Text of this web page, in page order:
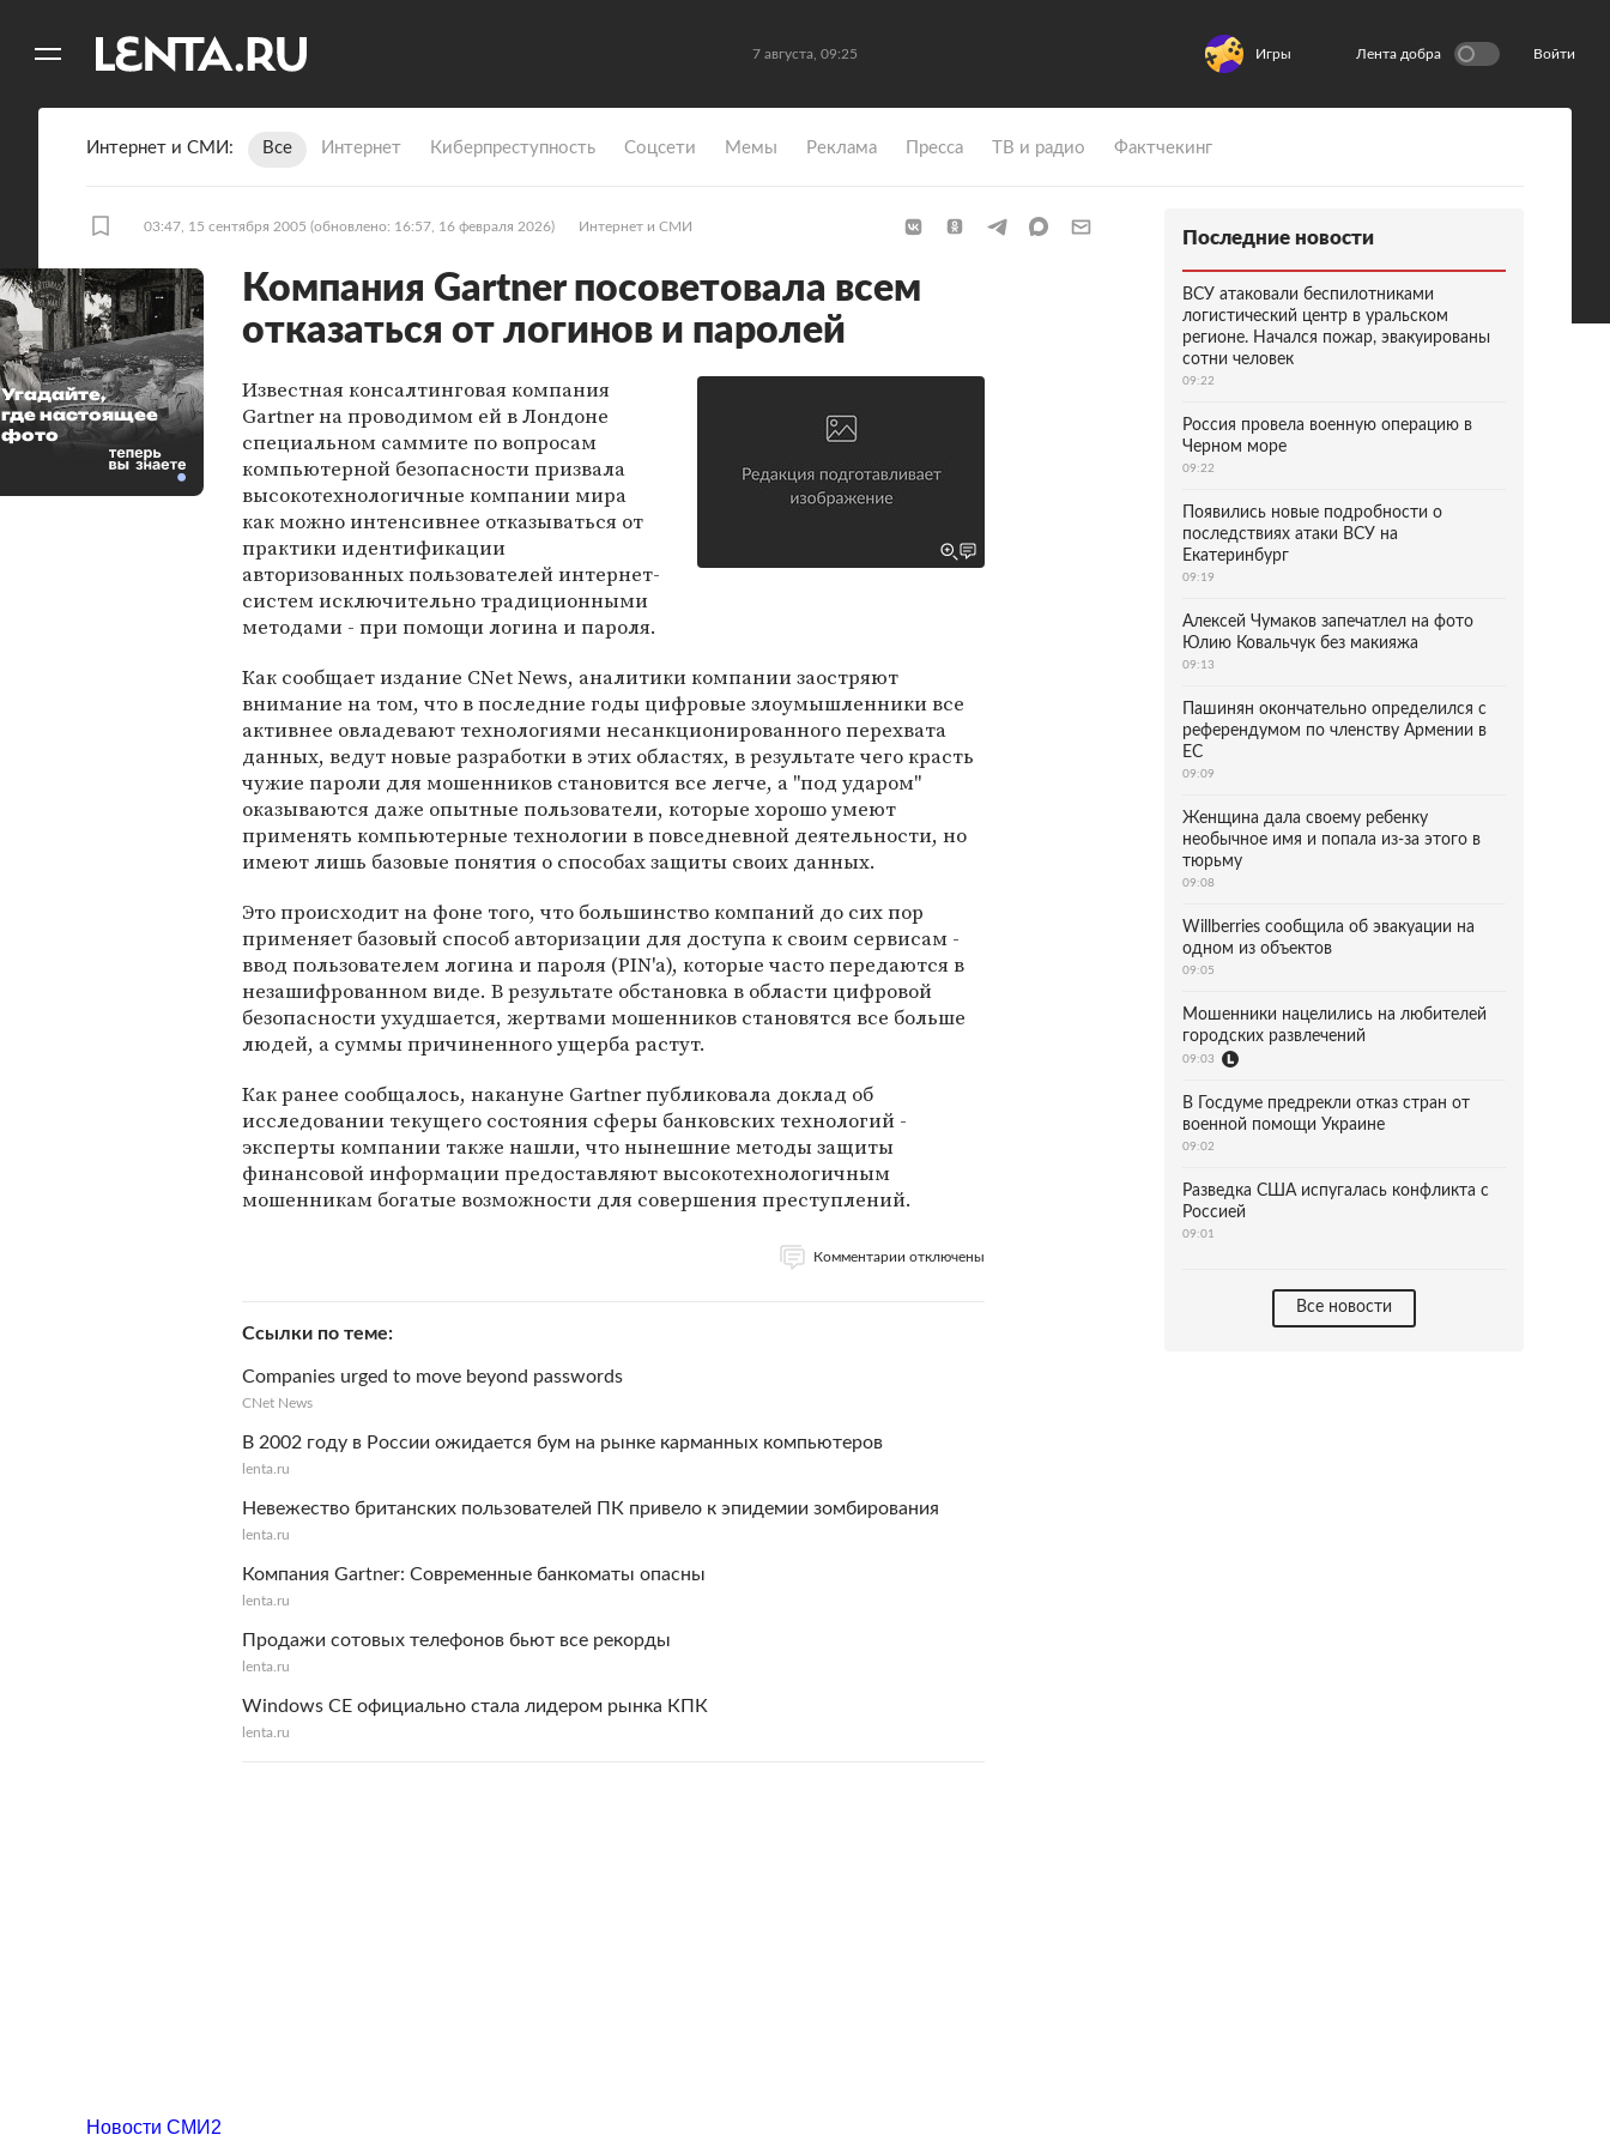
7 августа, 09:25 Игры Лента добра Войти
Интернет и СМИ Все Интернет Киберпреступность Coцсети Мемы Реклама Пресса ТВ и радио Фактчекинг
03:47, 15 сентября 2005 (обновлено: 16:57, 16 февраля 2026) Интернет и СМИ
Компания Gartner посоветовала всем
отказаться от логинов и паролей
Известная консалтинговая компания
Gartner на проводимом ей в Лондоне
специальном саммите по вопросам
компьютерной безопасности призвала
высокотехнологичные компании мира
как можно интенсивнее отказываться от
практики идентификации
авторизованных пользователей интернет-
систем исключительно традиционными
методами - при помощи логина и пароля.
Как сообщает издание CNet News, аналитики компании заостряют
внимание на том, что в последние годы цифровые злоумышленники все
активнее овладевают технологиями несанкционированного перехвата
данных, ведут новые разработки в этих областях, в результате чего красть
чужие пароли для мошенников становится все легче, а "под ударом"
оказываются даже опытные пользователи, которые хорошо умеют
применять компьютерные технологии в повседневной деятельности, но
имеют лишь базовые понятия о способах защиты своих данных.
Это происходит на фоне того, что большинство компаний до сих пор
применяет базовый способ авторизации для доступа к своим сервисам -
ввод пользователем логина и пароля (PIN'а), которые часто передаются в
незашифрованном виде. В результате обстановка в области цифровой
безопасности ухудшается, жертвами мошенников становятся все больше
людей, а суммы причиненного ущерба растут.
Как ранее сообщалось, накануне Gartner публиковала доклад об
исследовании текущего состояния сферы банковских технологий -
эксперты компании также нашли, что нынешние методы защиты
финансовой информации предоставляют высокотехнологичным
мошенникам богатые возможности для совершения преступлений.
Комментарии отключены
Ссылки по теме
Companies urged to move beyond passwords
CNet News
В 2002 году в России ожидается бум на рынке карманных компьютеров
lenta.ru
Невежество британских пользователей ПК привело к эпидемии зомбирования
lenta.ru
Компания Gartner: Современные банкоматы опасны
lenta.ru
Продажи сотовых телефонов бьют все рекорды
lenta.ru
Windows CE официально стала лидером рынка КПК
lenta.ru
Угадайте,
где настоящее
фото
Последние новости
ВСУ атаковали беспилотниками
логистический центр в уральском
регионе. Начался пожар, эвакуированы
сотни человек
09:22
Россия провела военную операцию в
Черном море
09:22
Появились новые подробности о
последствиях атаки ВСУ на
Екатеринбург
09:19
Алексей Чумаков запечатлел на фото
Юлию Ковальчук без макияжа
09:13
Пашинян окончательно определился с
референдумом по членству Армении в
ЕС
09:09
Женщина дала своему ребенку
необычное имя и попала из-за этого в
тюрьму
09:08
Willberries сообщила об эвакуации на
одном из объектов
09:05
Мошенники нацелились на любителей
городских развлечений
09:03
В Госдуме предрекли отказ стран от
военной помощи Украине
09:02
Разведка США испугалась конфликта с
Россией
09:01
Все новости
Новости СМИ2